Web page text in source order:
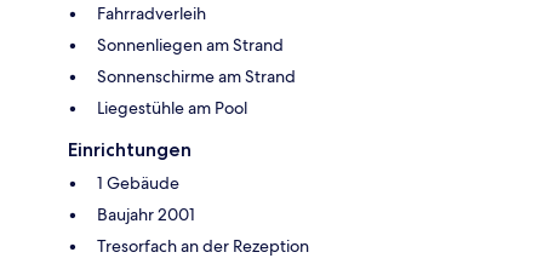
Fahrradverleih
Sonnenliegen am Strand
Sonnenschirme am Strand
Liegestühle am Pool
Einrichtungen
1 Gebäude
Baujahr 2001
Tresorfach an der Rezeption